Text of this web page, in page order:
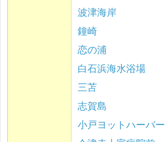
波津海岸
鐘崎
恋の浦
白石浜海水浴場
三苫
志賀島
小戸ヨットハーバー